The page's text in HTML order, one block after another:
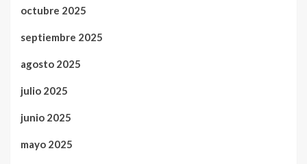
octubre 2025
septiembre 2025
agosto 2025
julio 2025
junio 2025
mayo 2025